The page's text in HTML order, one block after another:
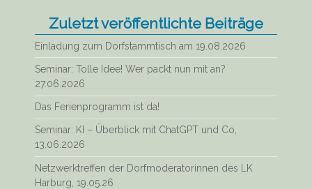
Zuletzt veröffentlichte Beiträge
Einladung zum Dorfstammtisch am 19.08.2026
Seminar: Tolle Idee! Wer packt nun mit an?
27.06.2026
Das Ferienprogramm ist da!
Seminar: KI – Überblick mit ChatGPT und Co,
13.06.2026
Netzwerktreffen der Dorfmoderatorinnen des LK
Harburg, 19.05.26